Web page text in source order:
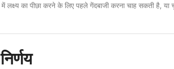
लक्ष्य का पीछा करने के लिए पहले गेंदबाजी करना चाह सकती है, या